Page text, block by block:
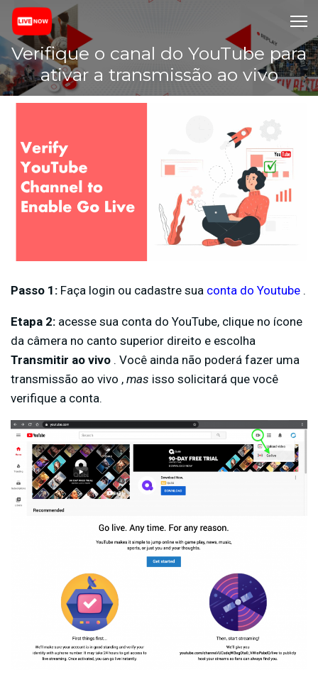
Verifique o canal do YouTube para
ativar a transmissão ao vivo
Passo 1: Faça login ou cadastre sua conta do Youtube .
Etapa 2: acesse sua conta do YouTube, clique no ícone
da câmera no canto superior direito e escolha
Transmitir ao vivo . Você ainda não poderá fazer uma
transmissão ao vivo , mas isso solicitará que você
verifique a conta.